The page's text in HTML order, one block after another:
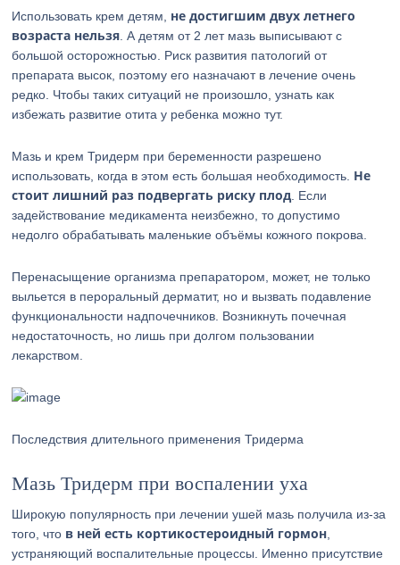
Использовать крем детям, не достигшим двух летнего
возраста нельзя . А детям от 2 лет мазь выписывают с
большой осторожностью. Риск развития патологий от
препарата высок, поэтому его назначают в лечение очень
редко. Чтобы таких ситуаций не произошло, узнать как
избежать развитие отита у ребенка можно тут.
Мазь и крем Тридерм при беременности разрешено
использовать, когда в этом есть большая необходимость. Не
стоит лишний раз подвергать риску плод . Если
задействование медикамента неизбежно, то допустимо
недолго обрабатывать маленькие объёмы кожного покрова.
Перенасыщение организма препаратором, может, не только
выльется в пероральный дерматит, но и вызвать подавление
функциональности надпочечников. Возникнуть почечная
недостаточность, но лишь при долгом пользовании
лекарством.
Последствия длительного применения Тридерма
Мазь Тридерм при воспалении уха
Широкую популярность при лечении ушей мазь получила из-за
того, что в ней есть кортикостероидный гормон
устраняющий воспалительные процессы. Именно присутствие